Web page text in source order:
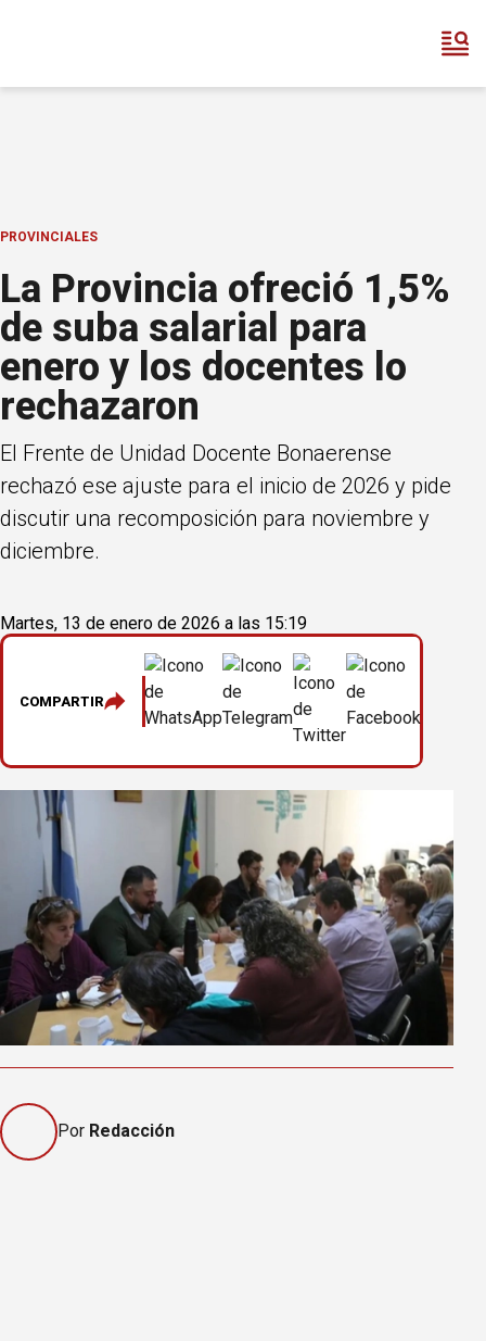
PROVINCIALES
La Provincia ofreció 1,5%
de suba salarial para
enero y los docentes lo
rechazaron
El Frente de Unidad Docente Bonaerense
rechazó ese ajuste para el inicio de 2026 y pide
discutir una recomposición para noviembre y
diciembre.
Martes, 13 de enero de 2026 a las 15:19
COMPARTIR
Por Redacción